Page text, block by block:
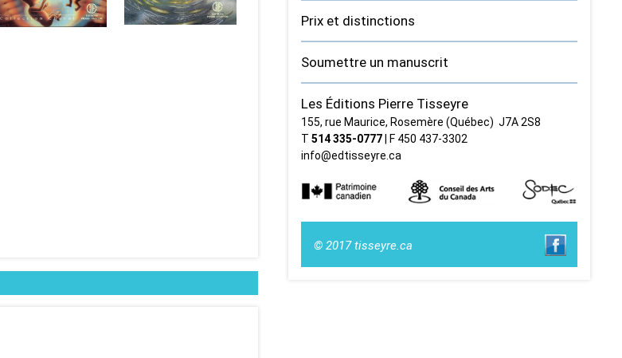
Prix et distinctions
Soumettre un manuscrit
Les Éditions Pierre Tisseyre
155, rue Maurice, Rosemère (Québec) J7A 2S8
T 514 335‑0777| F 450 437‑3302
info@edtisseyre.ca
© 2017 tisseyre.ca